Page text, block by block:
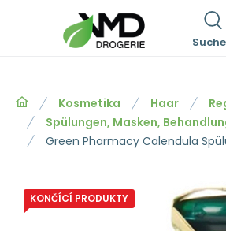
Kosmetika Haar
Spülungen, Masken,
Green Pharmacy Calendula
KONČÍCÍ PRODUKTY